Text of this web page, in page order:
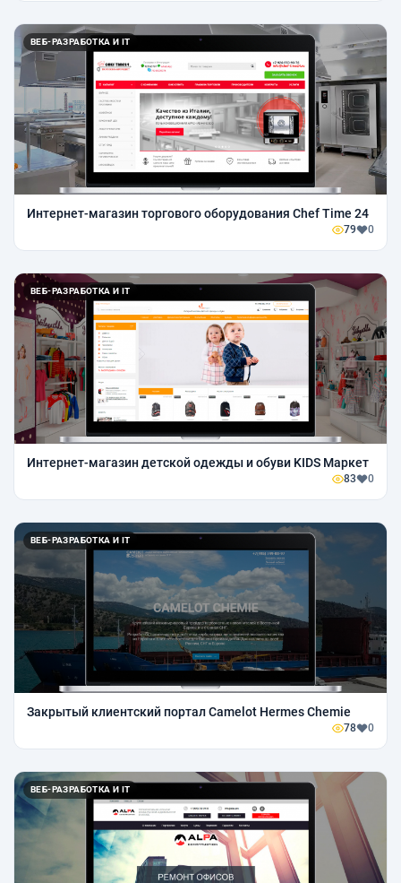
ВЕБ-РАЗРАБОТКА И IT
Интернет-магазин торгового оборудования Chef Time 24
79 0
ВЕБ-РАЗРАБОТКА И IT
Интернет-магазин детской одежды и обуви KIDS Маркет
83 0
ВЕБ-РАЗРАБОТКА И IT
Закрытый клиентский портал Camelot Hermes Chemie
78 0
ВЕБ-РАЗРАБОТКА И IT